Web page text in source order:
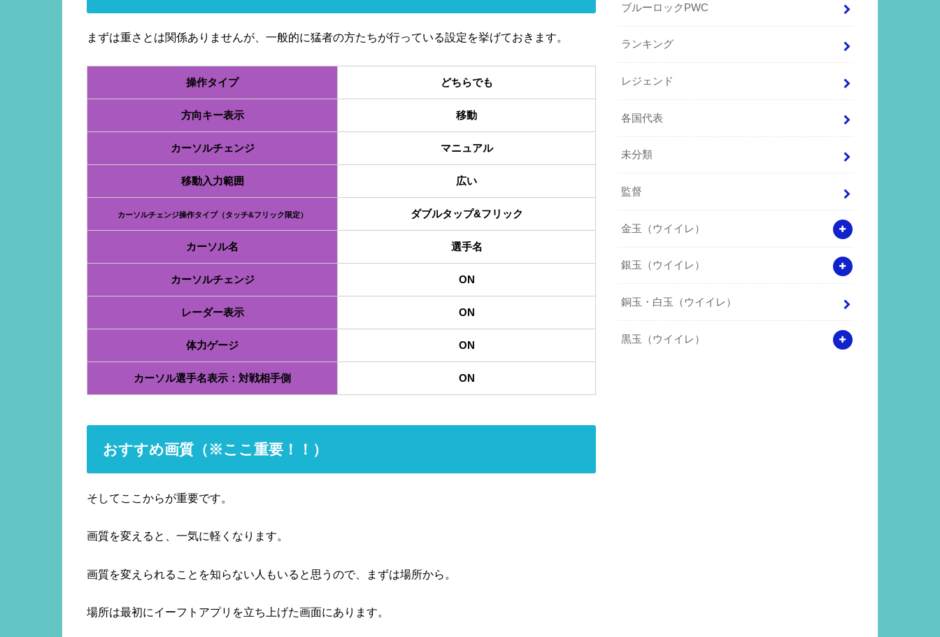
まずは重さとは関係ありませんが、一般的に猛者の方たちが行っている設定を挙げておきます。
操作タイプ どちらでも
方向キー表示 移動
カーソルチェンジ マニュアル
移動入力範囲 広い
カーソルチェンジ操作タイプ（タッチ&フリック限定） ダブルタップ&フリック
カーソル名 選手名
カーソルチェンジ ON
レーダー表示 ON
体力ゲージ ON
カーソル選手名表示：対戦相手側 ON
おすすめ画質（※ここ重要！！）
そしてここからが重要です。
画質を変えると、一気に軽くなります。
画質を変えられることを知らない人もいると思うので、まずは場所から。
場所は最初にイーフトアプリを立ち上げた画面にあります。
ブルーロックPWC
ランキング
レジェンド
各国代表
未分類
監督
金玉（ウイイレ）
銀玉（ウイイレ）
銅玉・白玉（ウイイレ）
黒玉（ウイイレ）